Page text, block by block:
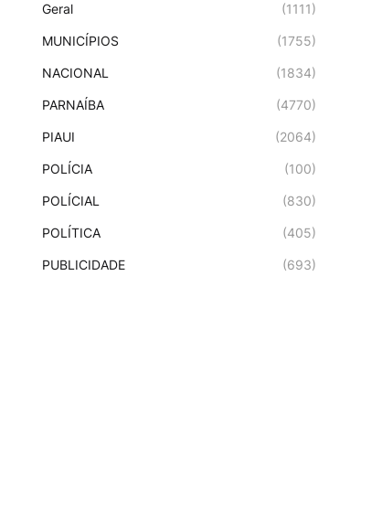
Geral (1111)
MUNICÍPIOS (1755)
NACIONAL (1834)
PARNAÍBA (4770)
PIAUI (2064)
POLÍCIA (100)
POLÍCIAL (830)
POLÍTICA (405)
PUBLICIDADE (693)